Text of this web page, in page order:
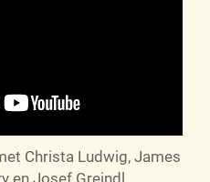
Christa Ludwig, James